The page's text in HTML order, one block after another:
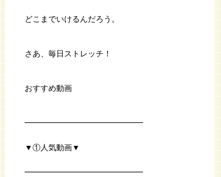
どこまでいけるんだろう。
さあ、毎日ストレッチ！
おすすめ動画
━━━━━━━━━━━━━━━
▼①人気動画▼
━━━━━━━━━━━━━━━